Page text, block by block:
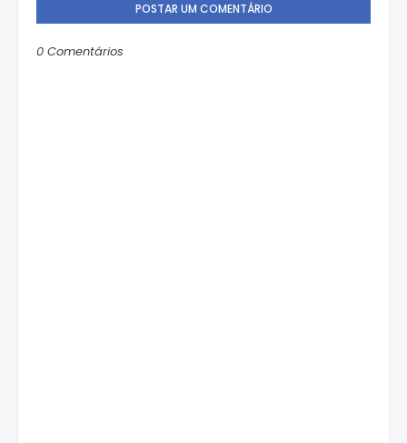
POSTAR UM COMENTÁRIO
0 Comentários